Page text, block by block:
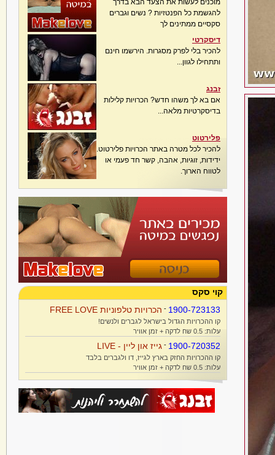
להגשמת כל הפנטזיות ? נשים וגברים
סקסיים ממתינים לך
דיסקרטי
להכיר בלי לפרק מסגרות. הירשמו חינם
ותתחילו לגוון...
זבנג
אם בא לך משהו חדש? הכרויות קלילות
בדיסקרטיות מלאה...
פלירטוט
להכיר לכל מטרה באתר הכרויות פלירטוט.
ידידות, זוגיות, אהבה, קשר חד פעמי או
לטווח הארוך.
קוי סקס
1900-723133
- הכרויות טלפוניות FREE LOVE
קו ההכרויות הגדול בישראל לגברים ולנשים!
עלות: 0.5 שח לדקה + זמן אוויר
1900-720352
- גייז און ליין - LIVE
קו ההכרויות החזק בארץ לגייז, דו ולגברים בלבד
עלות: 0.5 שח לדקה + זמן אוויר